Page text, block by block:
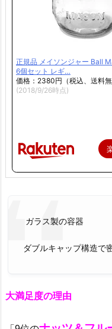
正規品 メイソンジャー Ball
6個セット レギ…
価格：2380円（税込、送料
(2018/9/26時点)
ガラス製の容器
ダブルキャップ構造で
大満足度の理由